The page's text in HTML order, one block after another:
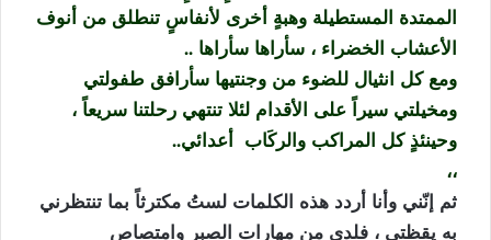
الممتدة المستطيلة وهبةٍ أخرى لأنفاسٍ تنطلق من أنوف
الأعشاب الخضراء ، سأراها سأراها ..
ومع كل انثيال للضوء من وجنتيها سأرافق طفولتي
ومخيلتي سيراً على الأقدام لئلا تنتهي رحلتنا سريعاً ،
وحينئذٍ كل المراكب والركَاب أعدائي..
،،
ثم إنّني وأنا أردد هذه الكلمات لستُ مكترثاً بما تنتظرني
به يقظتي ، فلدي من مهارات الصبر وامتصاص